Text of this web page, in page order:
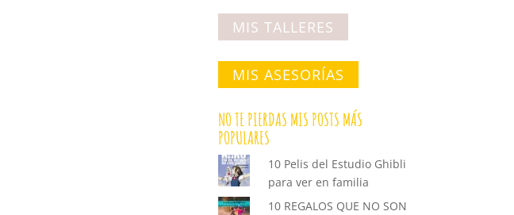
MIS TALLERES
MIS ASESORÍAS
NO TE PIERDAS MIS POSTS MÁS
POPULARES
10 Pelis del Estudio Ghibli
para ver en familia
10 REGALOS QUE NO SON